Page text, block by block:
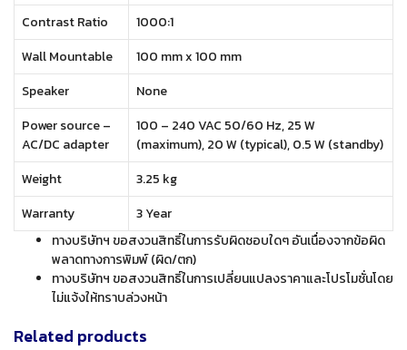
Contrast Ratio
1000:1
Wall Mountable
100 mm x 100 mm
Speaker
None
Power source –
AC/DC adapter
100 – 240 VAC 50/60 Hz, 25 W
(maximum), 20 W (typical), 0.5 W (standby)
Weight
3.25 kg
Warranty
3 Year
ทางบริษัทฯ ขอสงวนสิทธิ์ในการรับผิดชอบใดๆ อันเนื่องจากข้อผิด
พลาดทางการพิมพ์ (ผิด/ตก)
ทางบริษัทฯ ขอสงวนสิทธิ์ในการเปลี่ยนแปลงราคาและโปรโมชั่นโดย
ไม่แจ้งให้ทราบล่วงหน้า
Related products